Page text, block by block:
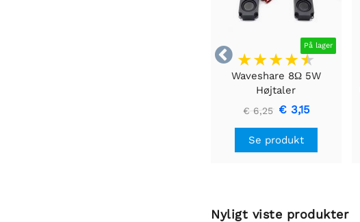
 På lager
Waveshare 8Ω 5W
Højtaler
€ 6,25 € 3,15
Se produkt
Nyligt viste produkter